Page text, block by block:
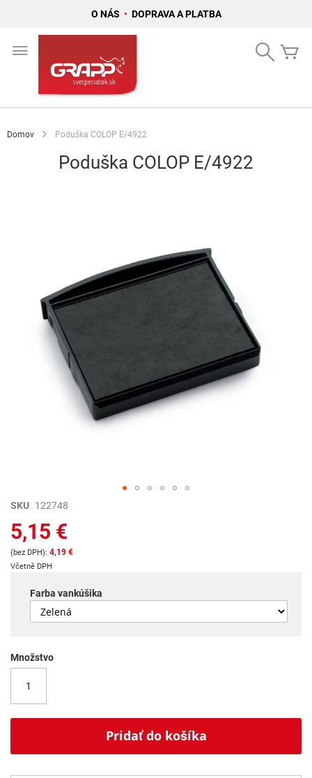
O NÁS • DOPRAVA A PLATBA
Search
Domov Poduška COLOP E/4922
Poduška COLOP E/4922
Preskočiť
začiatok
galérie
obrázkov
SKU 122748
5,15 €
4,19 €
Včetně DPH
Farba vankúšika
Množstvo
Pridať do košíka